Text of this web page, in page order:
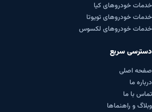
خدمات خودروهای کیا
خدمات خودروهای تویوتا
خدمات خودروهای لکسوس
دسترسی سریع
صفحه اصلی
درباره ما
تماس با ما
وبلاگ و راهنماها